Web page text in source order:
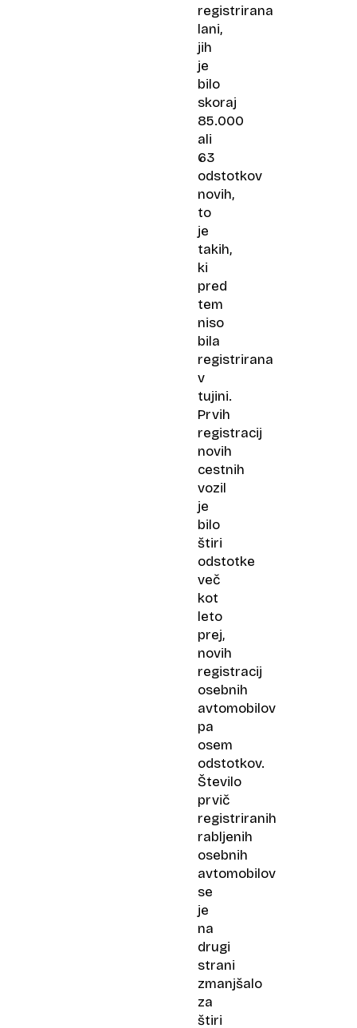
registrirana
lani,
jih
je
bilo
skoraj
85.000
ali
63
odstotkov
novih,
to
je
takih,
ki
pred
tem
niso
bila
registrirana
v
tujini.
Prvih
registracij
novih
cestnih
vozil
je
bilo
štiri
odstotke
več
kot
leto
prej,
novih
registracij
osebnih
avtomobilov
pa
osem
odstotkov.
Število
prvič
registriranih
rabljenih
osebnih
avtomobilov
se
je
na
drugi
strani
zmanjšalo
za
štiri